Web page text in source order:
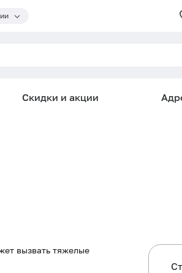
Скидки и акции
вызвать тяжелые